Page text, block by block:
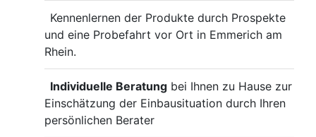
Kennenlernen der Produkte durch Prospekte
und eine Probefahrt vor Ort in Emmerich am
Rhein.
Individuelle Beratung bei Ihnen zu Hause zur
Einschätzung der Einbausituation durch Ihren
persönlichen Berater